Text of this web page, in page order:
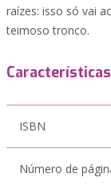
raízes: isso só vai
teimoso tronco.
Características
ISBN
Número de